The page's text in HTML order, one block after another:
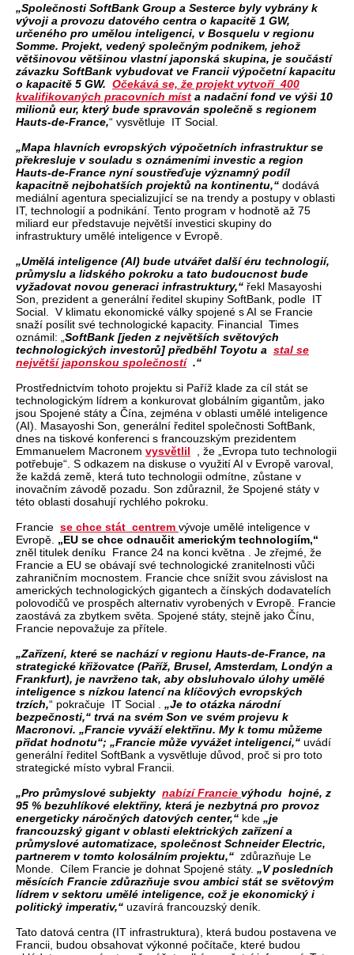
„Společnosti SoftBank Group a Sesterce byly vybrány k
vývoji a provozu datového centra o kapacitě 1 GW,
určeného pro umělou inteligenci, v Bosquelu v regionu
Somme. Projekt, vedený společným podnikem, jehož
většinovou většinou vlastní japonská skupina, je součástí
závazku SoftBank vybudovat ve Francii výpočetní kapacitu
o kapacitě 5 GW. Očekává se, že projekt vytvoří 400
kvalifikovaných pracovních míst a nadační fond ve výši 10
milionů eur, který bude spravován společně s regionem
Hauts-de-France,“ vysvětluje IT Social.
„Mapa hlavních evropských výpočetních infrastruktur se
překresluje v souladu s oznámeními investic a region
Hauts-de-France nyní soustřeďuje významný podíl
kapacitně nejbohatších projektů na kontinentu,“ dodává
mediální agentura specializující se na trendy a postupy v oblasti
IT, technologií a podnikání. Tento program v hodnotě až 75
miliard eur představuje největší investici skupiny do
infrastruktury umělé inteligence v Evropě.
„Umělá inteligence (AI) bude utvářet další éru technologií,
průmyslu a lidského pokroku a tato budoucnost bude
vyžadovat novou generaci infrastruktury,“ řekl Masayoshi
Son, prezident a generální ředitel skupiny SoftBank, podle IT
Social. V klimatu ekonomické války spojené s AI se Francie
snaží posílit své technologické kapacity. Financial Times
oznámil: „ SoftBank [jeden z největších světových
technologických investorů] předběhl Toyotu a stal se
největší japonskou společností.“
Prostřednictvím tohoto projektu si Paříž klade za cíl stát se
technologickým lídrem a konkurovat globálním gigantům, jako
jsou Spojené státy a Čína, zejména v oblasti umělé inteligence
(AI). Masayoshi Son, generální ředitel společnosti SoftBank,
dnes na tiskové konferenci s francouzským prezidentem
Emmanuelem Macronem vysvětlil , že „Evropa tuto technologii
potřebuje“. S odkazem na diskuse o využití AI v Evropě varoval,
že každá země, která tuto technologii odmítne, zůstane v
inovačním závodě pozadu. Son zdůraznil, že Spojené státy v
této oblasti dosahují rychlého pokroku.
Francie se chce stát centrem vývoje umělé inteligence v
Evropě. „EU se chce odnaučit americkým technologiím,“
zněl titulek deníku France 24 na konci května . Je zřejmé, že
Francie a EU se obávají své technologické zranitelnosti vůči
zahraničním mocnostem. Francie chce snížit svou závislost na
amerických technologických gigantech a čínských dodavatelích
polovodičů ve prospěch alternativ vyrobených v Evropě. Francie
zaostává za zbytkem světa. Spojené státy, stejně jako Čínu,
Francie nepovažuje za přítele.
„Zařízení, které se nachází v regionu Hauts-de-France, na
strategické křižovatce (Paříž, Brusel, Amsterdam, Londýn a
Frankfurt), je navrženo tak, aby obsluhovalo úlohy umělé
inteligence s nízkou latencí na klíčových evropských
trzích,“ pokračuje IT Social . „Je to otázka národní
bezpečnosti,“ trvá na svém Son ve svém projevu k
Macronovi. „Francie vyváží elektřinu. My k tomu můžeme
přidat hodnotu“; „Francie může vyvážet inteligenci,“ uvádí
generální ředitel SoftBank a vysvětluje důvod, proč si pro toto
strategické místo vybral Francii.
„Pro průmyslové subjekty nabízí Francie výhodu hojné, z
95 % bezuhlíkové elektřiny, která je nezbytná pro provoz
energeticky náročných datových center,“ kde „je
francouzský gigant v oblasti elektrických zařízení a
průmyslové automatizace, společnost Schneider Electric,
partnerem v tomto kolosálním projektu,“ zdůrazňuje Le
Monde. Cílem Francie je dohnat Spojené státy. „V posledních
měsících Francie zdůrazňuje svou ambici stát se světovým
lídrem v sektoru umělé inteligence, což je ekonomický i
politický imperativ,“ uzavírá francouzský deník.
Tato datová centra (IT infrastruktura), která budou postavena ve
Francii, budou obsahovat výkonné počítače, které budou